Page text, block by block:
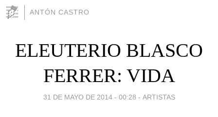
ANTÓN CASTRO
ELEUTERIO BLASCO
FERRER: VIDA
31 DE MAYO DE 2014 - 00:28 - ARTISTAS